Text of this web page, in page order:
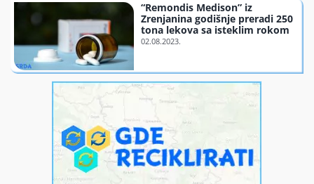
Zelena privreda
Finansiranje
O nama
“Remondis Medison” iz
Zrenjanina godišnje preradi 250
tona lekova sa isteklim rokom